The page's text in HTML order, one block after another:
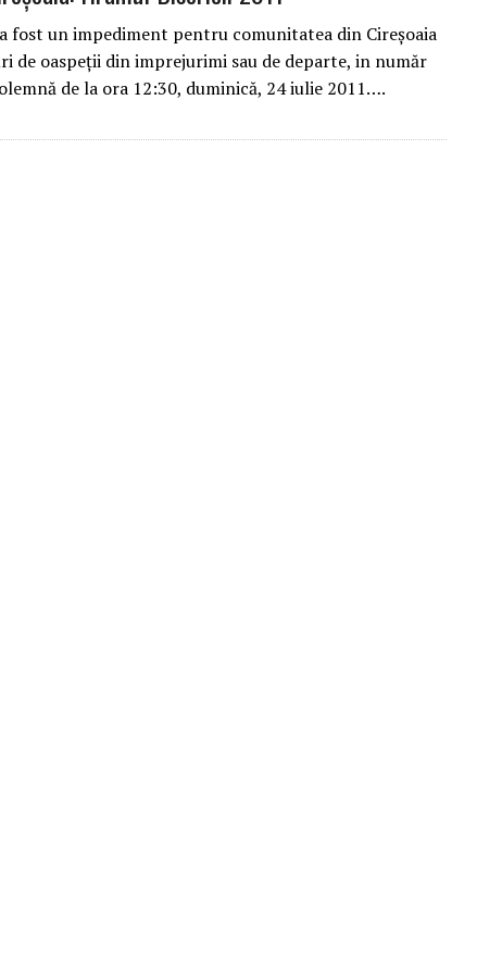
fost un impediment pentru comunitatea din Cireșoaia
de oaspeții din imprejurimi sau de departe, in număr
de la ora 12:30, duminică, 24 iulie 2011….